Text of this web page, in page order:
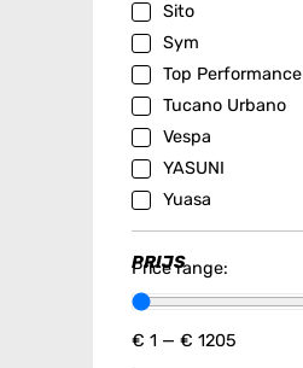
Sito
Sym
Top Performance
Tucano Urbano
Vespa
YASUNI
Yuasa
PRIJS
Price range:
€ 1 — € 1205